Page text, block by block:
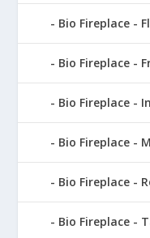
Bio Fireplace -
Bio Fireplace -
Bio Fireplace -
Bio Fireplace -
Bio Fireplace -
Bio Fireplace -